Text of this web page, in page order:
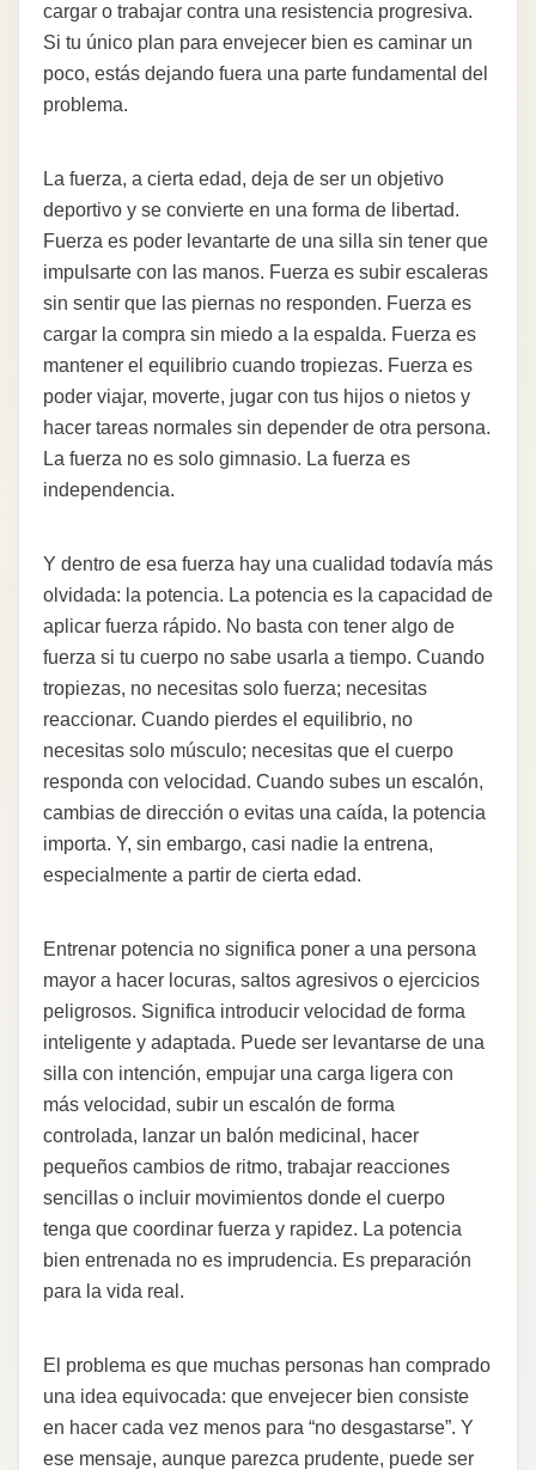
cargar o trabajar contra una resistencia progresiva.
Si tu único plan para envejecer bien es caminar un
poco, estás dejando fuera una parte fundamental del
problema.
La fuerza, a cierta edad, deja de ser un objetivo
deportivo y se convierte en una forma de libertad.
Fuerza es poder levantarte de una silla sin tener que
impulsarte con las manos. Fuerza es subir escaleras
sin sentir que las piernas no responden. Fuerza es
cargar la compra sin miedo a la espalda. Fuerza es
mantener el equilibrio cuando tropiezas. Fuerza es
poder viajar, moverte, jugar con tus hijos o nietos y
hacer tareas normales sin depender de otra persona.
La fuerza no es solo gimnasio. La fuerza es
independencia.
Y dentro de esa fuerza hay una cualidad todavía más
olvidada: la potencia. La potencia es la capacidad de
aplicar fuerza rápido. No basta con tener algo de
fuerza si tu cuerpo no sabe usarla a tiempo. Cuando
tropiezas, no necesitas solo fuerza; necesitas
reaccionar. Cuando pierdes el equilibrio, no
necesitas solo músculo; necesitas que el cuerpo
responda con velocidad. Cuando subes un escalón,
cambias de dirección o evitas una caída, la potencia
importa. Y, sin embargo, casi nadie la entrena,
especialmente a partir de cierta edad.
Entrenar potencia no significa poner a una persona
mayor a hacer locuras, saltos agresivos o ejercicios
peligrosos. Significa introducir velocidad de forma
inteligente y adaptada. Puede ser levantarse de una
silla con intención, empujar una carga ligera con
más velocidad, subir un escalón de forma
controlada, lanzar un balón medicinal, hacer
pequeños cambios de ritmo, trabajar reacciones
sencillas o incluir movimientos donde el cuerpo
tenga que coordinar fuerza y rapidez. La potencia
bien entrenada no es imprudencia. Es preparación
para la vida real.
El problema es que muchas personas han comprado
una idea equivocada: que envejecer bien consiste
en hacer cada vez menos para “no desgastarse”. Y
ese mensaje, aunque parezca prudente, puede ser